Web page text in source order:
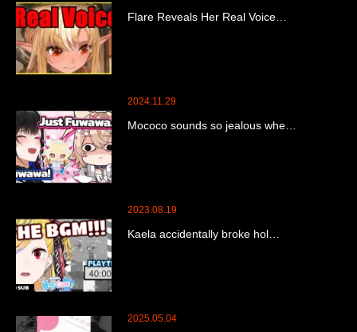
Flare Reveals Her Real Voice…
2024.11.29
Mococo sounds so jealous whe…
2023.08.19
Kaela accidentally broke hol…
2025.05.04